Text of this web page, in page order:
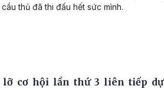
thủ đã thi đấu hết sức mình.
lỡ cơ hội lần thứ 3 liên tiếp dự